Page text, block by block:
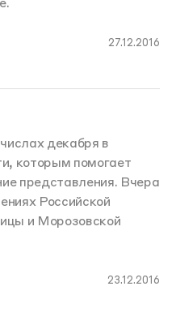
27.12.2016
декабря в
которым помогает
представления. Вчера
Российской
и Морозовской
23.12.2016